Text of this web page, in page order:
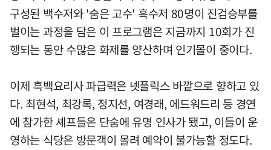
구성된 백수저와 '숨은 고수' 흑수저 80명이 진검승부를
벌이는 과정을 담은 이 프로그램은 지금까지 10회가 진
행되는 동안 수많은 화제를 양산하며 인기몰이 중이다.
이제 흑백요리사 파급력은 넷플릭스 바깥으로 향하고 있
다. 최현석, 최강록, 정지선, 여경래, 에드워드리 등 경연
에 참가한 셰프들은 단숨에 유명 인사가 됐고, 이들이 운
영하는 식당은 방문객이 몰려 예약이 불가능할 정도다.